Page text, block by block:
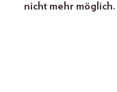
nicht mehr möglich.